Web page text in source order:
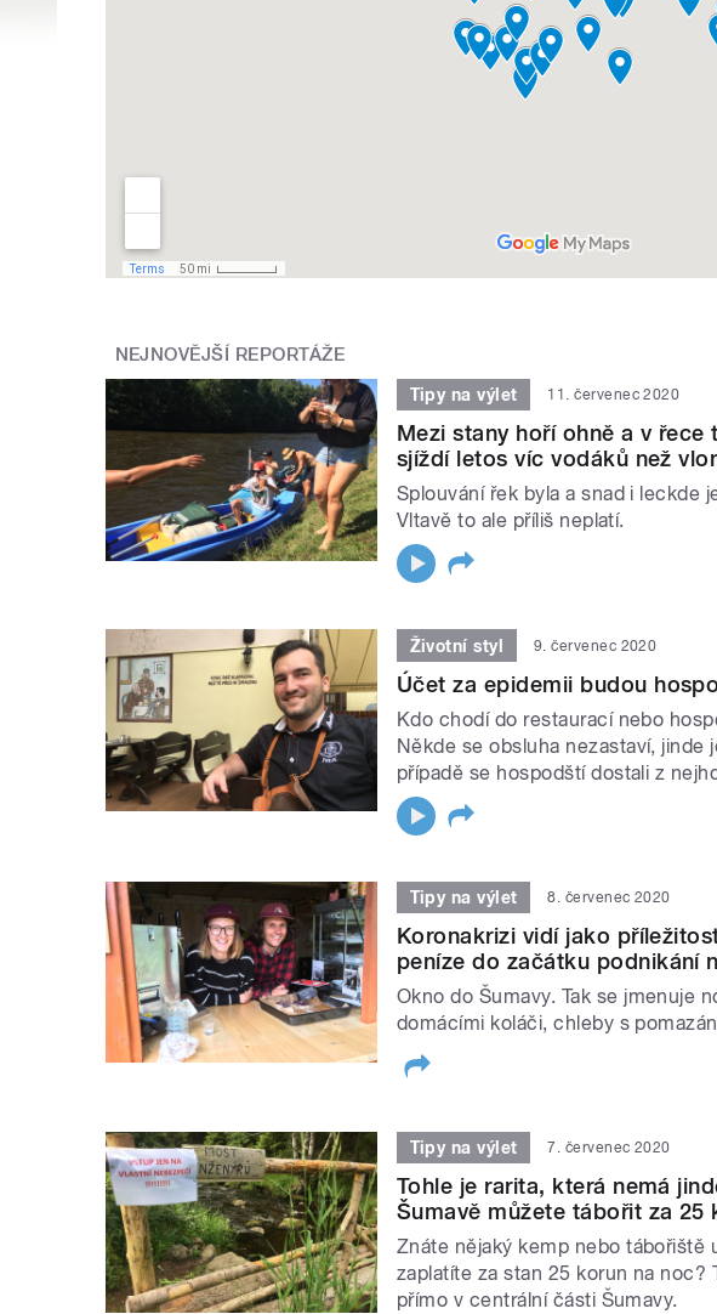
NEJNOVĚJŠÍ REPORTÁŽE
Tipy na výlet 11. červenec 2020
Mezi stany hoří ohně a v řece
sjíždí letos víc vodáků než
Splouvání řek byla a snad i leckde
Vltavě to ale příliš neplatí.
Životní styl 9. červenec 2020
Účet za epidemii budou
Kdo chodí do restaurací nebo
Někde se obsluha nezastaví, jinde
případě se hospodští dostali z
Tipy na výlet 8. červenec 2020
Koronakrizi vidí jako
peníze do začátku podnikání
Okno do Šumavy. Tak se jmenuje
domácími koláči, chleby s
Tipy na výlet 7. červenec 2020
Tohle je rarita, která nemá
Šumavě můžete tábořit za 25
Znáte nějaký kemp nebo tábořiště
zaplatíte za stan 25 korun na noc?
přímo v centrální části Šumavy.